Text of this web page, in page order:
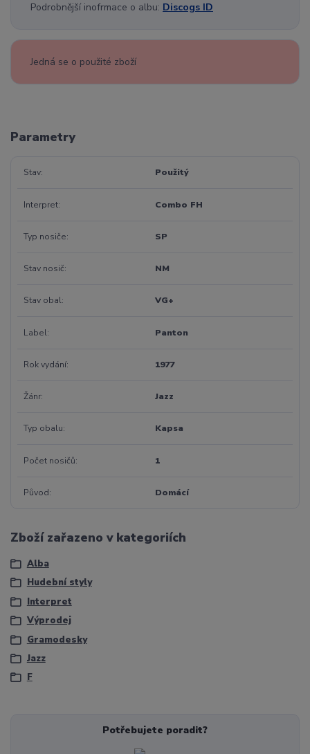
Podrobnější inofrmace o albu: Discogs ID
Jedná se o použité zboží
Parametry
Stav Použitý
Interpret Combo FH
Typ nosiče SP
Stav nosič NM
Stav obal VG+
Label Panton
Rok vydání 1977
Žánr Jazz
Typ obalu Kapsa
Počet nosičů 1
Původ Domácí
Zboží zařazeno v kategoriích
Alba
Hudební styly
Interpret
Výprodej
Gramodesky
Jazz
F
Potřebujete poradit?